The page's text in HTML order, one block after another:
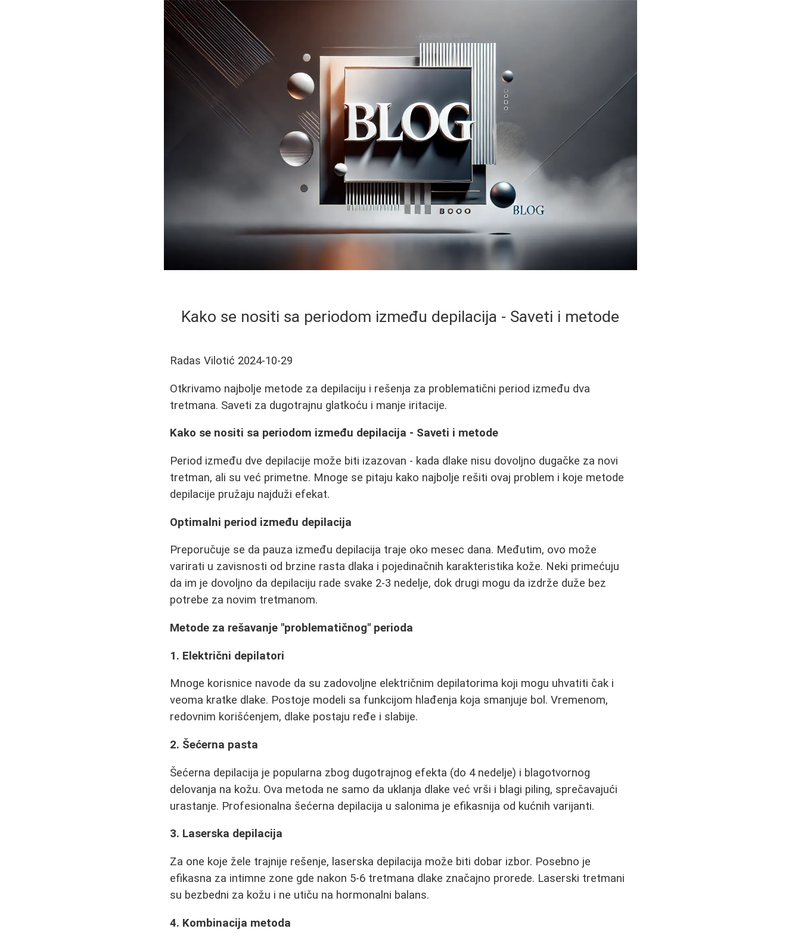
Kako se nositi sa periodom između depilacija - Saveti i metode
Radas Vilotić 2024-10-29
Otkrivamo najbolje metode za depilaciju i rešenja za problematični period između dva
tretmana. Saveti za dugotrajnu glatkoću i manje iritacije.
Kako se nositi sa periodom između depilacija - Saveti i metode
Period između dve depilacije može biti izazovan - kada dlake nisu dovoljno dugačke za novi
tretman, ali su već primetne. Mnoge se pitaju kako najbolje rešiti ovaj problem i koje metode
depilacije pružaju najduži efekat.
Optimalni period između depilacija
Preporučuje se da pauza između depilacija traje oko mesec dana. Međutim, ovo može
varirati u zavisnosti od brzine rasta dlaka i pojedinačnih karakteristika kože. Neki primećuju
da im je dovoljno da depilaciju rade svake 2-3 nedelje, dok drugi mogu da izdrže duže bez
potrebe za novim tretmanom.
Metode za rešavanje "problematičnog" perioda
1. Električni depilatori
Mnoge korisnice navode da su zadovoljne električnim depilatorima koji mogu uhvatiti čak i
veoma kratke dlake. Postoje modeli sa funkcijom hlađenja koja smanjuje bol. Vremenom,
redovnim korišćenjem, dlake postaju ređe i slabije.
2. Šećerna pasta
Šećerna depilacija je popularna zbog dugotrajnog efekta (do 4 nedelje) i blagotvornog
delovanja na kožu. Ova metoda ne samo da uklanja dlake već vrši i blagi piling, sprečavajući
urastanje. Profesionalna šećerna depilacija u salonima je efikasnija od kućnih varijanti.
3. Laserska depilacija
Za one koje žele trajnije rešenje, laserska depilacija može biti dobar izbor. Posebno je
efikasna za intimne zone gde nakon 5-6 tretmana dlake značajno prorede. Laserski tretmani
su bezbedni za kožu i ne utiču na hormonalni balans.
4. Kombinacija metoda